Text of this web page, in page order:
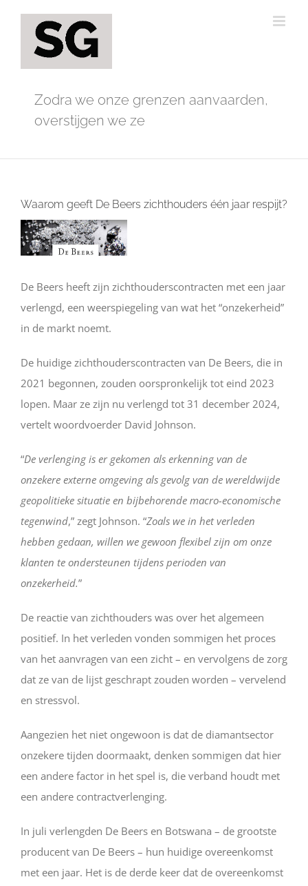
Zodra we onze grenzen aanvaarden,
overstijgen we ze
Waarom geeft De Beers zichthouders één jaar respijt?
Bekijk
grotere
De Beers heeft zijn zichthouderscontracten met een jaar
verlengd, een weerspiegeling van wat het “onzekerheid”
in de markt noemt.
De huidige zichthouderscontracten van De Beers, die in
2021 begonnen, zouden oorspronkelijk tot eind 2023
lopen. Maar ze zijn nu verlengd tot 31 december 2024,
vertelt woordvoerder David Johnson.
“De verlenging is er gekomen als erkenning van de
onzekere externe omgeving als gevolg van de wereldwijde
geopolitieke situatie en bijbehorende macro-economische
tegenwind,” zegt Johnson. “Zoals we in het verleden
hebben gedaan, willen we gewoon flexibel zijn om onze
klanten te ondersteunen tijdens perioden van
onzekerheid.”
De reactie van zichthouders was over het algemeen
positief. In het verleden vonden sommigen het proces
van het aanvragen van een zicht – en vervolgens de zorg
dat ze van de lijst geschrapt zouden worden – vervelend
en stressvol.
Aangezien het niet ongewoon is dat de diamantsector
onzekere tijden doormaakt, denken sommigen dat hier
een andere factor in het spel is, die verband houdt met
een andere contractverlenging.
In juli verlengden De Beers en Botswana – de grootste
producent van De Beers – hun huidige overeenkomst
met een jaar. Het is de derde keer dat de overeenkomst